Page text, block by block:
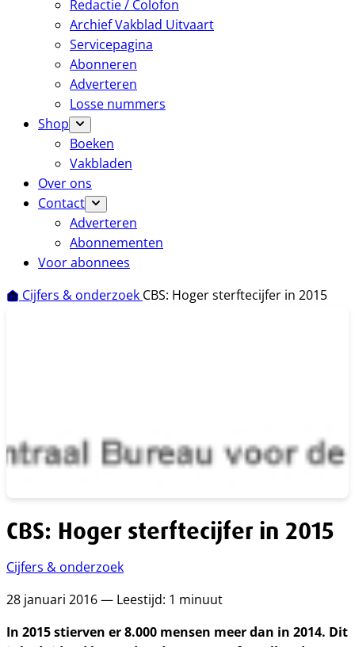
Redactie / Colofon
Archief Vakblad Uitvaart
Servicepagina
Abonneren
Adverteren
Losse nummers
Shop
Boeken
Vakbladen
Over ons
Contact
Adverteren
Abonnementen
Voor abonnees
Cijfers & onderzoek CBS: Hoger sterftecijfer in 2015
CBS: Hoger sterftecijfer in 2015
Cijfers & onderzoek
28 januari 2016 — Leestijd: 1 minuut
In 2015 stierven er 8.000 mensen meer dan in 2014. Dit